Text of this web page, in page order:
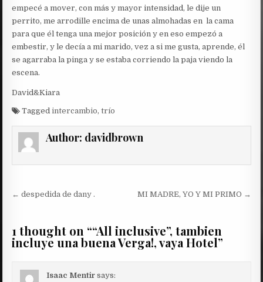
empecé a mover, con más y mayor intensidad, le dije un
perrito, me arrodille encima de unas almohadas en la cama
para que él tenga una mejor posición y en eso empezó a
embestir, y le decía a mi marido, vez a si me gusta, aprende, él
se agarraba la pinga y se estaba corriendo la paja viendo la
escena.
David&Kiara
Taggedintercambio,trío
Author: davidbrown
Post
← despedida de dany . MI MADRE, YO Y MI PRIMO →
1 thought on ““All inclusive”, tambien
incluye una buena Verga!, vaya Hotel”
Isaac Mentir says: